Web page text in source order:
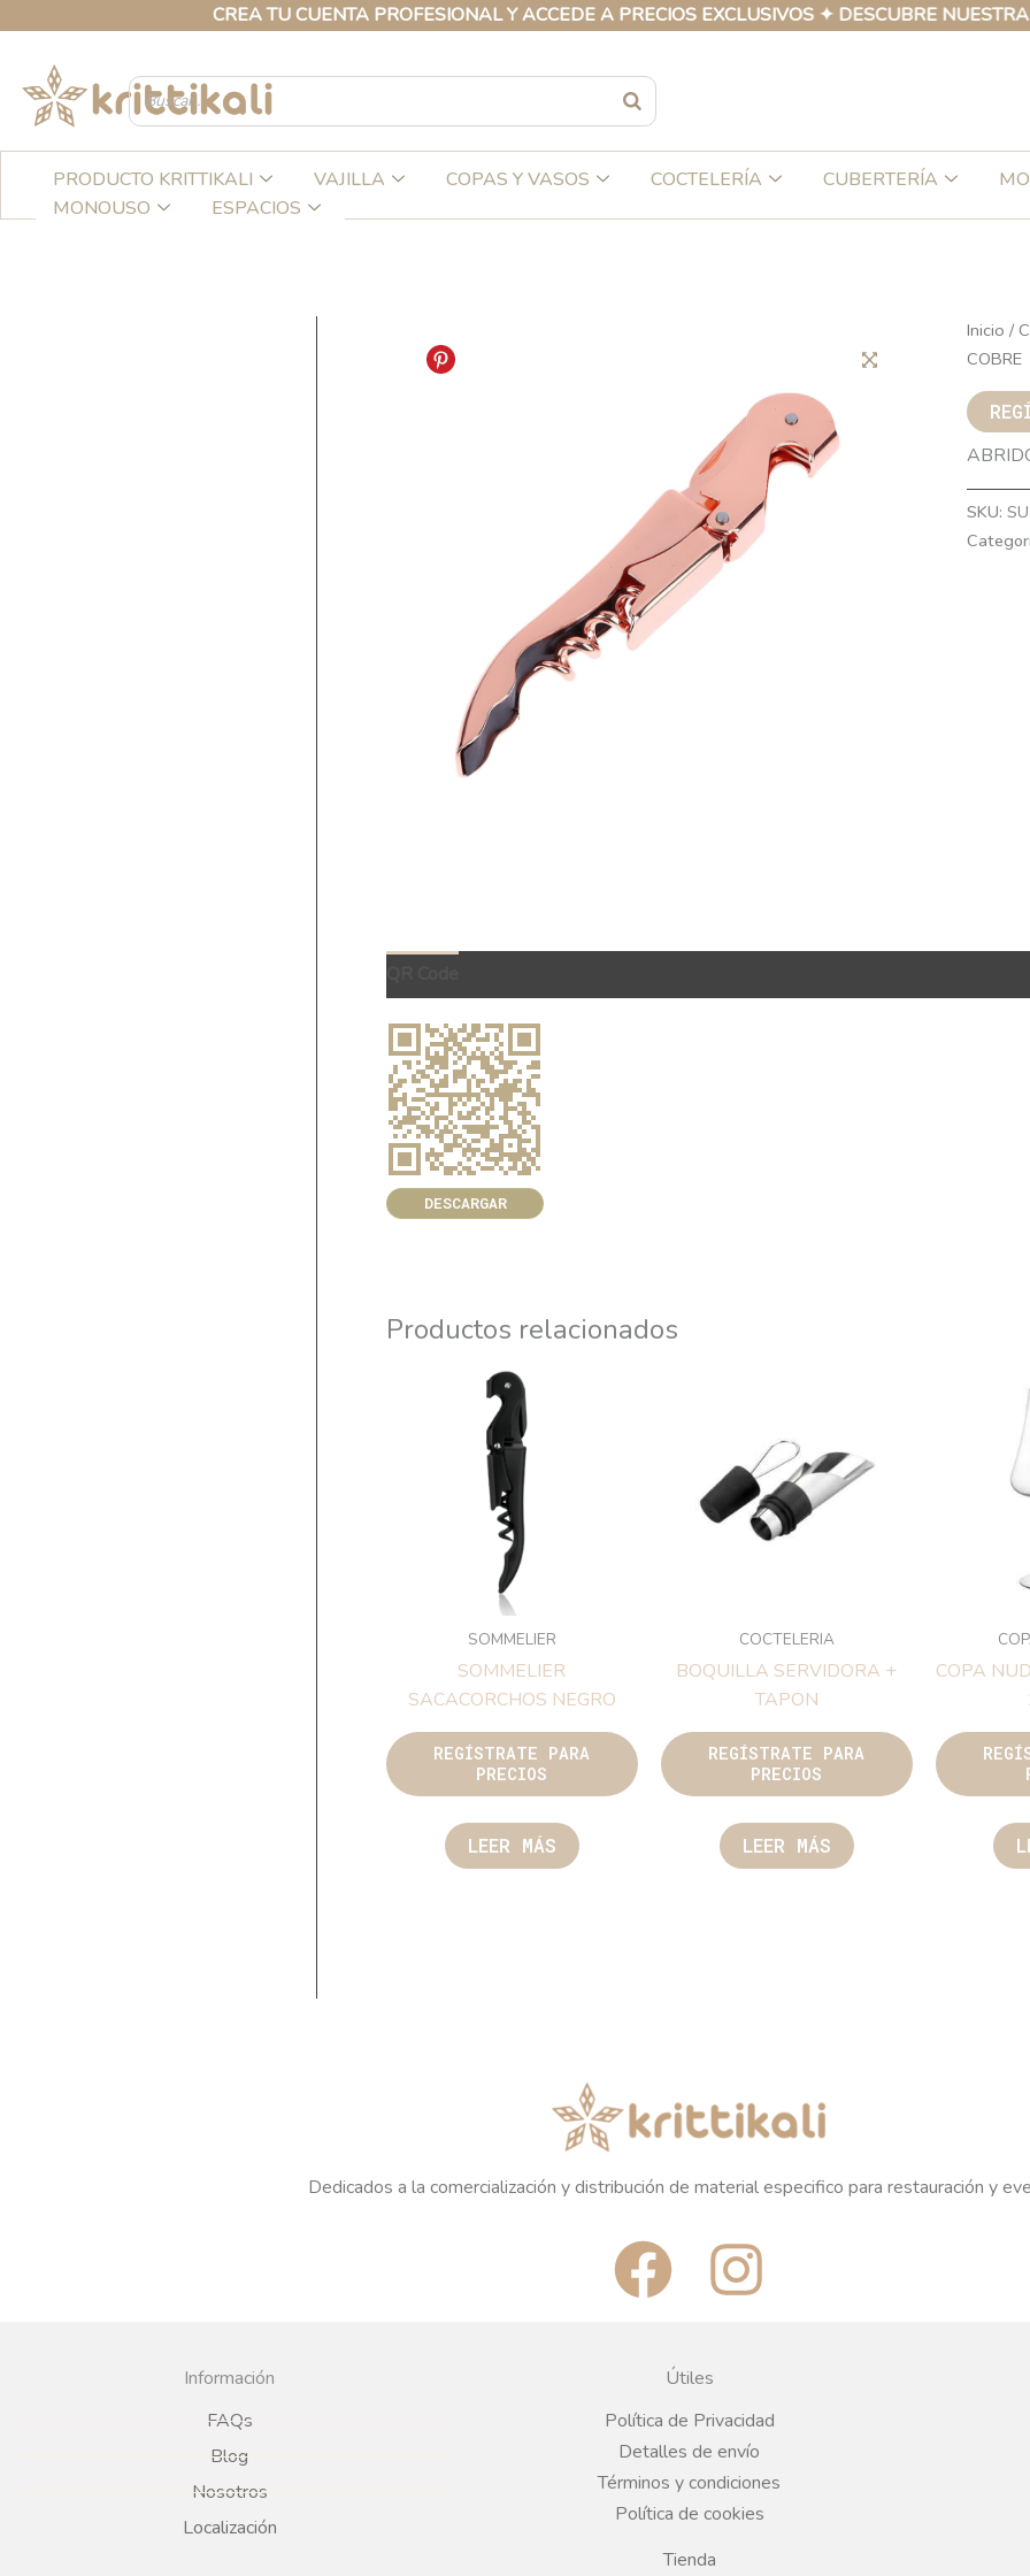
CREA TU CUENTA PROFESIONAL Y ACCEDE A PRECIOS EXCLUSIVOS ✦ DESCUBRE NUESTRA
contenido
PRODUCTO KRITTIKALI VAJILLA COPAS Y VASOS COCTELERÍA CUBERTERÍA
MONOUSO
ESPACIOS
Inicio /
COBRE
SKU:
DESCARGAR
Productos relacionados
SOMMELIER
SOMMELIER
SACACORCHOS NEGRO
REGÍSTRATE PARA
PRECIOS
LEER MÁS
COCTELERIA
BOQUILLA SERVIDORA +
TAPON
REGÍSTRATE PARA
PRECIOS
LEER MÁS
COPA
Dedicados a la comercialización y distribución de material especifico para restauración y
F
a
c
e
b
o
I
n
t
a
Información
FAQs
Blog
Nosotros
Localización
Útiles
Política de Privacidad
Detalles de envío
Términos y condiciones
Política de cookies
Tienda